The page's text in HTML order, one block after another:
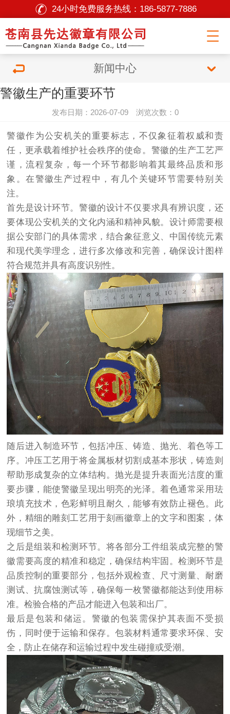
24小时免费服务热线： 186-5877-7886
新闻中心
警徽生产的重要环节
发布日期：2026-07-09 浏览次数：0
警徽作为公安机关的重要标志，不仅象征着权威和责
任，更承载着维护社会秩序的使命。警徽的生产工艺严
谨，流程复杂，每一个环节都影响着其最终品质和形
象。在警徽生产过程中，有几个关键环节需要特别关
注。
首先是设计环节。警徽的设计不仅要求具有辨识度，还
要体现公安机关的文化内涵和精神风貌。设计师需要根
据公安部门的具体需求，结合象征意义、中国传统元素
和现代美学理念，进行多次修改和完善，确保设计图样
符合规范并具有高度识别性。
随后进入制造环节，包括冲压、铸造、抛光、着色等工
序。冲压工艺用于将金属板材切割成基本形状，铸造则
帮助形成复杂的立体结构。抛光是提升表面光洁度的重
要步骤，能使警徽呈现出明亮的光泽。着色通常采用珐
琅填充技术，色彩鲜明且耐久，能够有效防止褪色。此
外，精细的雕刻工艺用于刻画徽章上的文字和图案，体
现细节之美。
之后是组装和检测环节。将各部分工件组装成完整的警
徽需要高度的精准和稳定，确保结构牢固。检测环节是
品质控制的重要部分，包括外观检查、尺寸测量、耐磨
测试、抗腐蚀测试等，确保每一枚警徽都能达到使用标
准。检验合格的产品才能进入包装和出厂。
最后是包装和储运。警徽的包装需保护其表面不受损
伤，同时便于运输和保存。包装材料通常要求环保、安
全，防止在储存和运输过程中发生碰撞或受潮。